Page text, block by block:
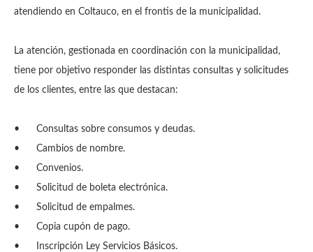
atendiendo en Coltauco, en el frontis de la municipalidad.
La atención, gestionada en coordinación con la municipalidad,
tiene por objetivo responder las distintas consultas y solicitudes
de los clientes, entre las que destacan:
•
Consultas sobre consumos y deudas.
•
Cambios de nombre.
•
Convenios.
•
Solicitud de boleta electrónica.
•
Solicitud de empalmes.
•
Copia cupón de pago.
•
Inscripción Ley Servicios Básicos.